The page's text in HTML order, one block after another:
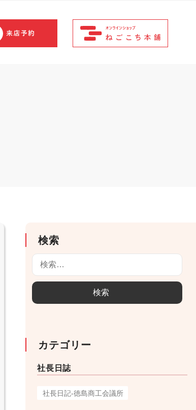
検索
カテゴリー
社長日誌
社長日記-徳島商工会議所